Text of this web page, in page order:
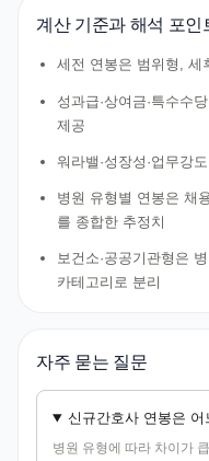
계산 기준과 해석 포인
세전 연봉은 범위형, 세
성과급·상여금·특수수
제공
워라밸·성장성·업무강
병원 유형별 연봉은 채
를 종합한 추정치
보건소·공공기관형은
카테고리로 분리
자주 묻는 질문
신규간호사 연봉은 어
병원 유형에 따라 차이가